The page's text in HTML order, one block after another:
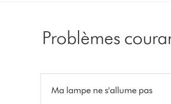
Problèmes
Ma lampe ne s'allume pas